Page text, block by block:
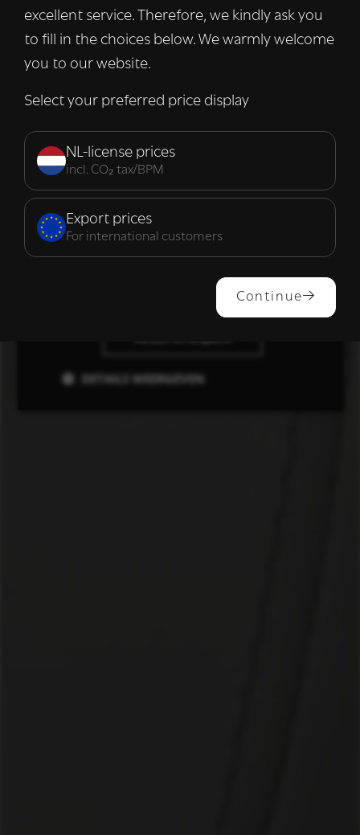
excellent service. Therefore, we kindly ask you
to fill in the choices below. We warmly welcome
you to our website.
Select your preferred price display
NL-license prices
incl. CO₂ tax/BPM
Export prices
For international customers
Continue
met onze advertentie- en analysepartners,
die deze kunnen combineren met andere
informatie die u aan hen heeft verstrekt of
van hun diensten. Lees verder
Strikt
noodzakelijk
Prestatie Targeting
ALLES ACCEPTEREN
DETAILS WEERGEVEN